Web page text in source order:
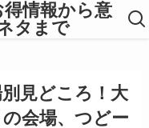
情報から意
タまで
見どころ！大
会場、つどー